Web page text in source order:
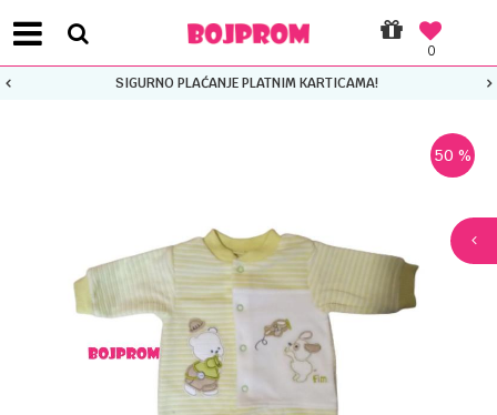
0
SIGURNO PLAĆANJE PLATNIM KARTICAMA!
50 %